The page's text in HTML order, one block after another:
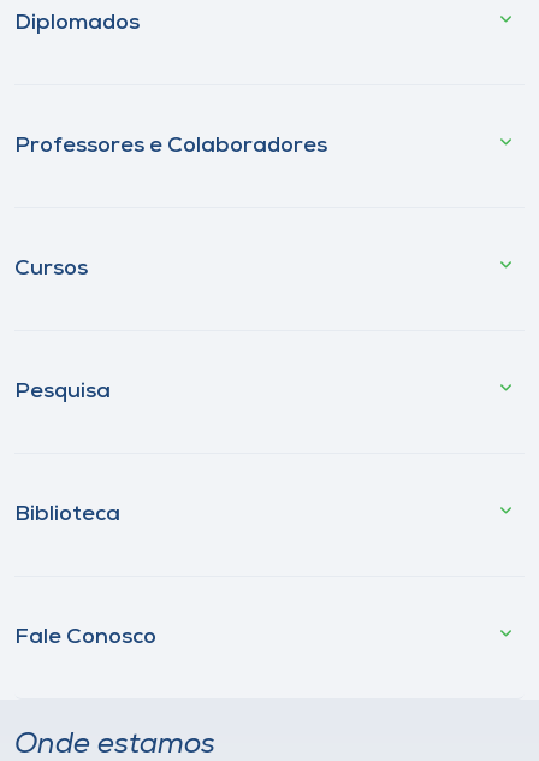
Diplomados
Professores e Colaboradores
Cursos
Pesquisa
Biblioteca
Fale Conosco
Onde estamos